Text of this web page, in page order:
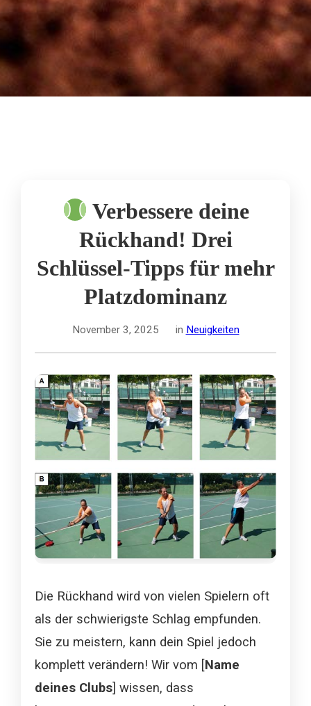
Verbessere deine
Rückhand! Drei
Schlüssel-Tipps für mehr
Platzdominanz
November 3, 2025 in Neuigkeiten
Die Rückhand wird von vielen Spielern oft
als der schwierigste Schlag empfunden.
Sie zu meistern, kann dein Spiel jedoch
komplett verändern! Wir vom [Name
deines Clubs] wissen, dass